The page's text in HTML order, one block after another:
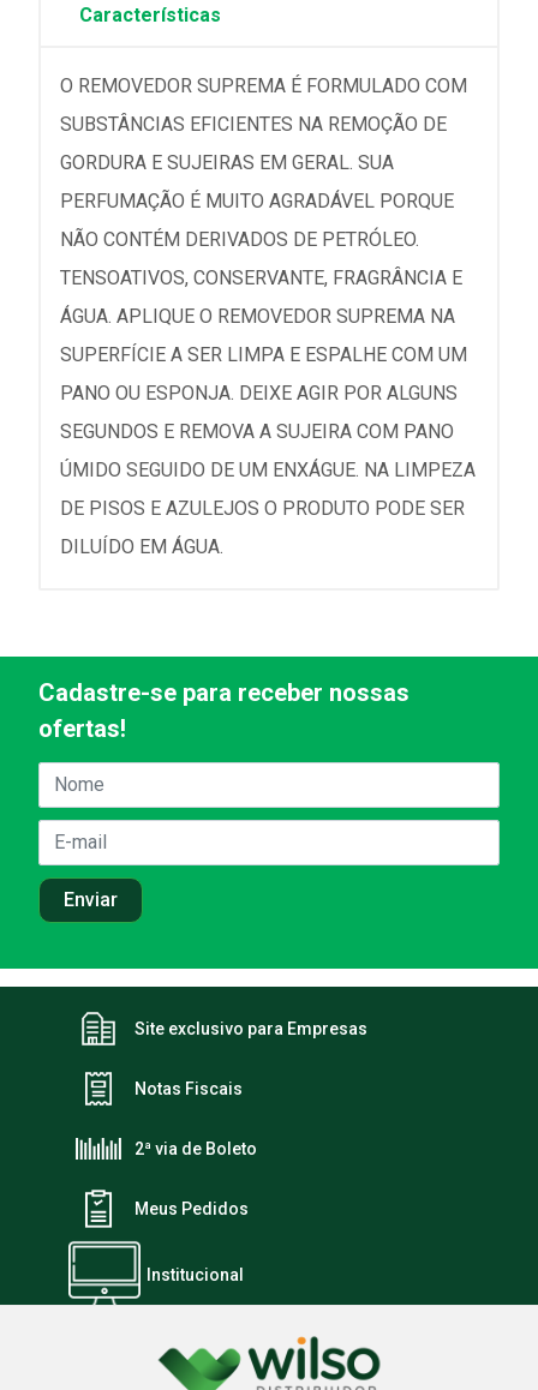
Características
O REMOVEDOR SUPREMA É FORMULADO COM
SUBSTÂNCIAS EFICIENTES NA REMOÇÃO DE
GORDURA E SUJEIRAS EM GERAL. SUA
PERFUMAÇÃO É MUITO AGRADÁVEL PORQUE
NÃO CONTÉM DERIVADOS DE PETRÓLEO.
TENSOATIVOS, CONSERVANTE, FRAGRÂNCIA E
ÁGUA. APLIQUE O REMOVEDOR SUPREMA NA
SUPERFÍCIE A SER LIMPA E ESPALHE COM UM
PANO OU ESPONJA. DEIXE AGIR POR ALGUNS
SEGUNDOS E REMOVA A SUJEIRA COM PANO
ÚMIDO SEGUIDO DE UM ENXÁGUE. NA LIMPEZA
DE PISOS E AZULEJOS O PRODUTO PODE SER
DILUÍDO EM ÁGUA.
Cadastre-se para receber nossas
ofertas!
Site exclusivo para Empresas
Notas Fiscais
2ª via de Boleto
Meus Pedidos
Institucional